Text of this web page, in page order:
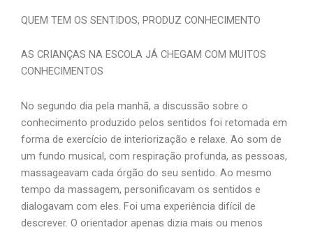
QUEM TEM OS SENTIDOS, PRODUZ CONHECIMENTO
AS CRIANÇAS NA ESCOLA JÁ CHEGAM COM MUITOS
CONHECIMENTOS
No segundo dia pela manhã, a discussão sobre o
conhecimento produzido pelos sentidos foi retomada em
forma de exercício de interiorização e relaxe. Ao som de
um fundo musical, com respiração profunda, as pessoas,
massageavam cada órgão do seu sentido. Ao mesmo
tempo da massagem, personificavam os sentidos e
dialogavam com eles. Foi uma experiência difícil de
descrever. O orientador apenas dizia mais ou menos